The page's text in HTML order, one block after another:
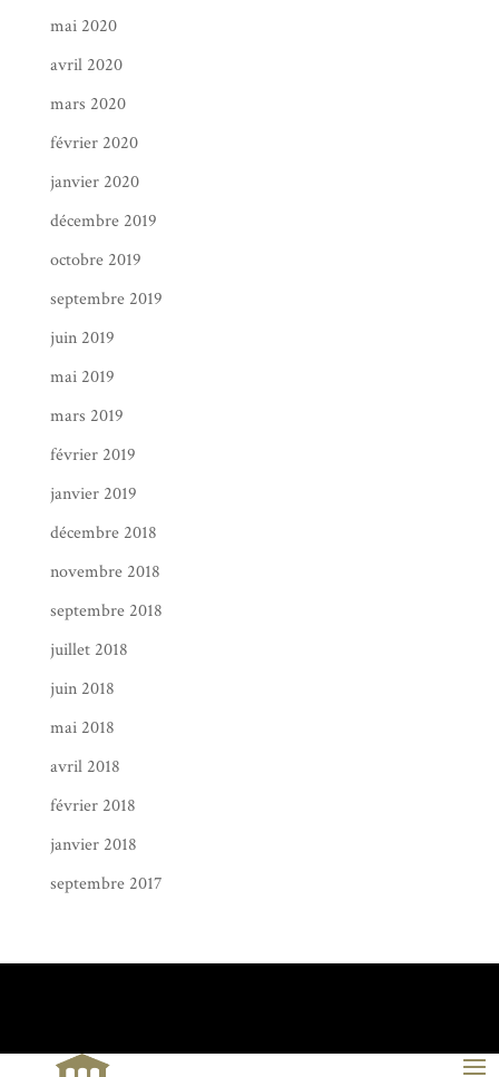
mai 2020
avril 2020
mars 2020
février 2020
janvier 2020
décembre 2019
octobre 2019
septembre 2019
juin 2019
mai 2019
mars 2019
février 2019
janvier 2019
décembre 2018
novembre 2018
septembre 2018
juillet 2018
juin 2018
mai 2018
avril 2018
février 2018
janvier 2018
septembre 2017